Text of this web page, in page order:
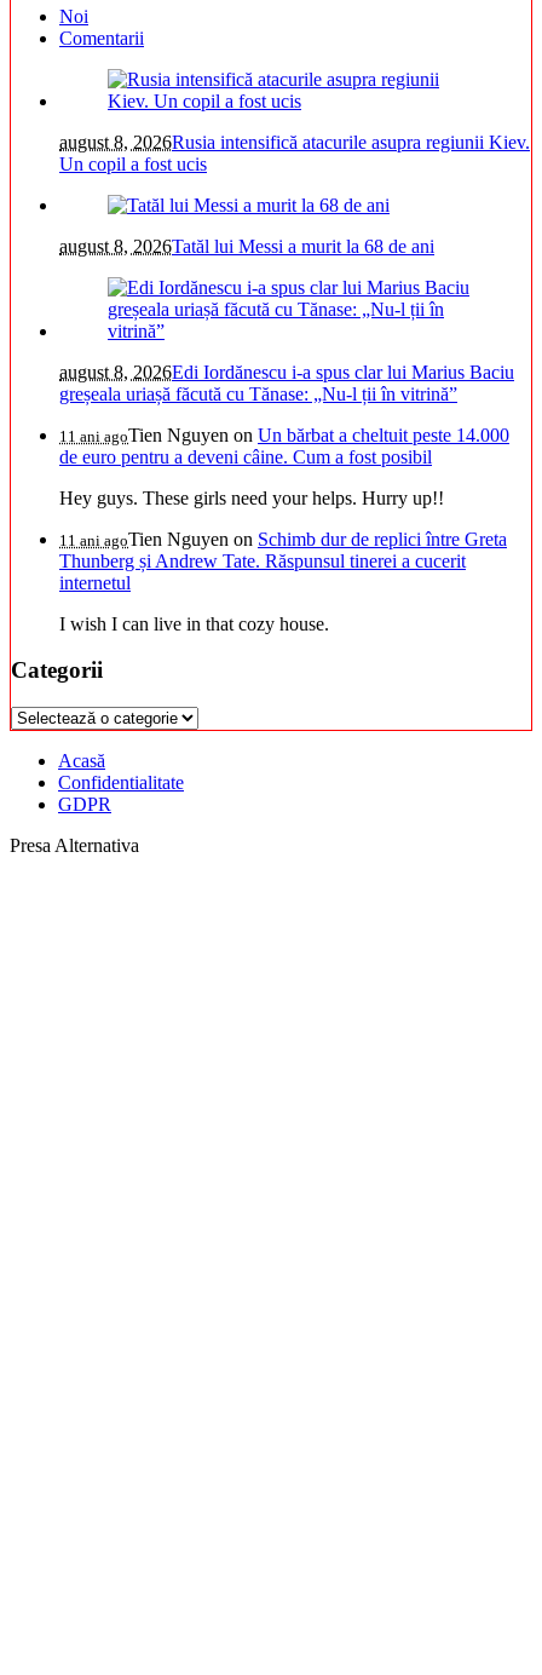
Noi
Comentarii
august 8, 2026Rusia intensifică atacurile asupra regiunii Kiev.
Un copil a fost ucis
august 8, 2026Tatăl lui Messi a murit la 68 de ani
august 8, 2026Edi Iordănescu i-a spus clar lui Marius Baciu
greșeala uriașă făcută cu Tănase: „Nu-l ții în vitrină”
11 ani agoTien Nguyen on Un bărbat a cheltuit peste 14.000
de euro pentru a deveni câine. Cum a fost posibil
Hey guys. These girls need your helps. Hurry up!!
11 ani agoTien Nguyen on Schimb dur de replici între Greta
Thunberg și Andrew Tate. Răspunsul tinerei a cucerit
internetul
I wish I can live in that cozy house.
Categorii
Categorii
Acasă
Confidentialitate
GDPR
Presa Alternativa